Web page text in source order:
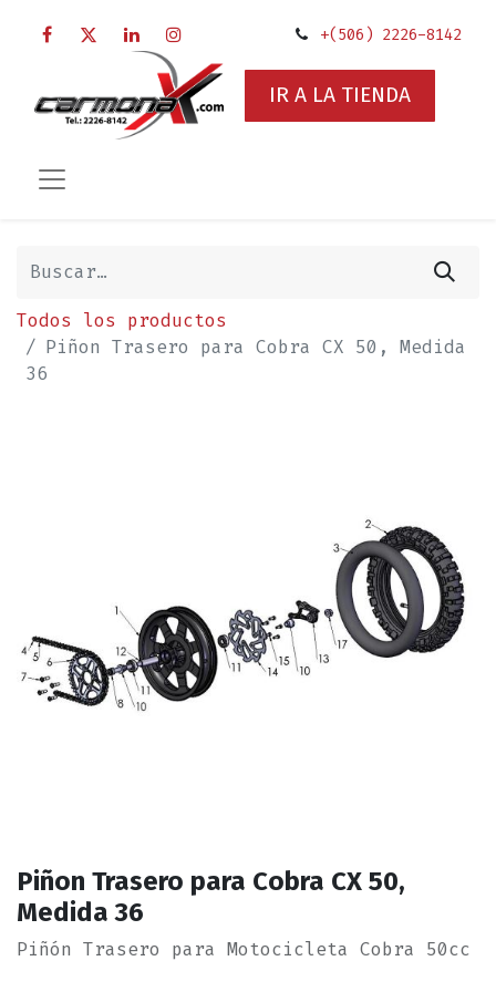
+(506) 2226-8142
IR A LA TIENDA
Todos los productos
Piñon Trasero para Cobra CX 50, Medida
36
Piñon Trasero para Cobra CX 50,
Medida 36
Piñón Trasero para Motocicleta Cobra 50cc